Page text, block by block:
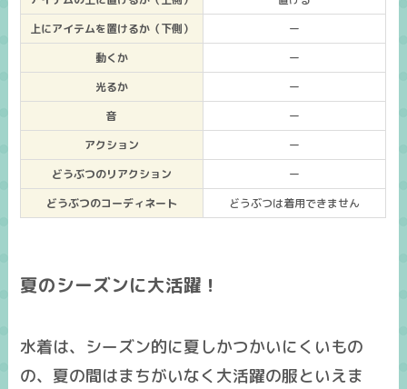
上にアイテムを置けるか（下側）
ー
動くか
ー
光るか
ー
音
ー
アクション
ー
どうぶつのリアクション
ー
どうぶつのコーディネート
どうぶつは着用できません
夏のシーズンに大活躍！
水着は、シーズン的に夏しかつかいにくいもの
の、 夏の間はまちがいなく大活躍の服といえま